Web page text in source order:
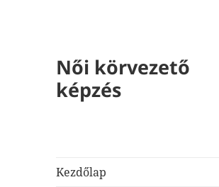
Női körvezető
képzés
Kezdőlap